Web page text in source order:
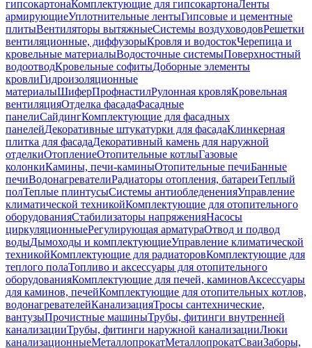
гипсокартонаКомплектующие для гипсокартонаЛенты
армирующиеУплотнительные лентыГипсовые и цементные
плитыВентиляторы вытяжныеСистемы воздуховодовРешетки
вентиляционные, диффузорыКровля и водостокЧерепица и
кровельные материалыВодосточные системыПоверхностный
водоотводКровельные софитыДоборные элементы
кровлиГидроизоляционные
материалыШиферПрофнастилРулонная кровляКровельная
вентиляцияОтделка фасадаФасадные
панелиСайдингКомплектующие для фасадных
панелейДекоративные штукатурки для фасадаКлинкерная
плитка для фасадаДекоративный камень для наружной
отделкиОтоплениеОтопительные котлыГазовые
колонкиКамины, печи-каминыОтопительные печиБанные
печиВодонагревателиРадиаторы отопления, батареиТеплый
полТеплые плинтусыСистемы антиобледененияУправление
климатической техникойКомплектующие для отопительного
оборудованияСтабилизаторы напряженияНасосы
циркуляционныеРегулирующая арматураОтвод и подвод
водыДымоходы и комплектующиеУправление климатической
техникойКомплектующие для радиаторовКомплектующие для
теплого полаТопливо и аксессуары для отопительного
оборудованияКомплектующие для печей, каминовАксессуары
для каминов, печейКомплектующие для отопительных котлов,
водонагревателейКанализацияТросы сантехнические,
вантузыПрочистные машиныТрубы, фитинги внутренней
канализацииТрубы, фитинги наружной канализацииЛюки
канализационныеМеталлопрокатМеталлопрокатСваиЗаборы,